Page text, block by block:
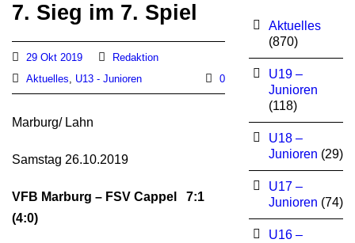
7. Sieg im 7. Spiel
29 Okt 2019
Redaktion
Aktuelles, U13 - Junioren 0
Marburg/ Lahn
Samstag 26.10.2019
VFB Marburg – FSV Cappel 7:1
(4:0)
Aktuelles
(870)
U19 –
Junioren
(118)
U18 –
Junioren (29)
U17 –
Junioren (74)
U16 –